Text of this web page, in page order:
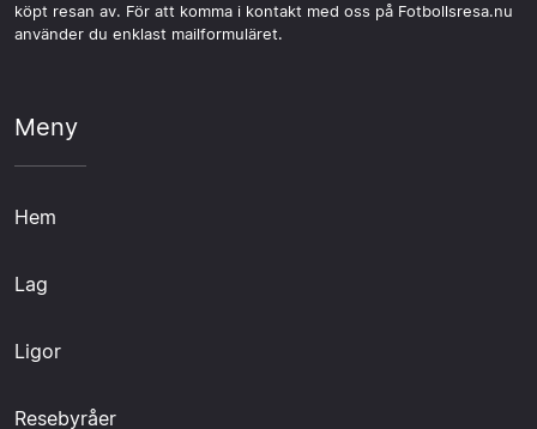
köpt resan av. För att komma i kontakt med oss på Fotbollsresa.nu
använder du enklast mailformuläret.
Meny
Hem
Lag
Ligor
Resebyråer